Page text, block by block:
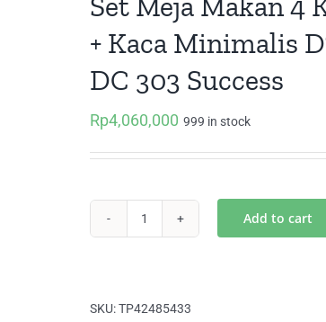
+ Kaca Minimalis
DC 303 Success
Rp4,060,000 999 in stock
4
Add to cart
SKU:TP42485433